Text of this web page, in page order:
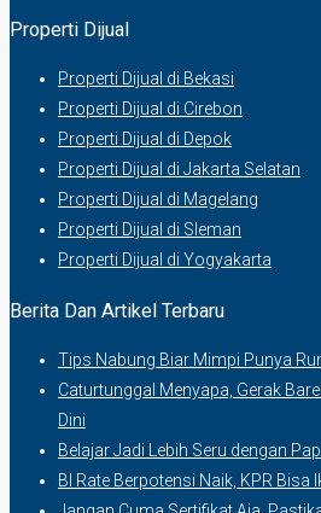
Properti Dijual
Properti Dijual di Bekasi
Properti Dijual di Cirebon
Properti Dijual di Depok
Properti Dijual di Jakarta Selatan
Properti Dijual di Magelang
Properti Dijual di Sleman
Properti Dijual di Yogyakarta
Berita Dan Artikel Terbaru
Tips Nabung Biar Mimpi Punya
Caturtunggal Menyapa, Gerak
Dini
Belajar Jadi Lebih Seru dengan
BI Rate Berpotensi Naik, KPR Bisa